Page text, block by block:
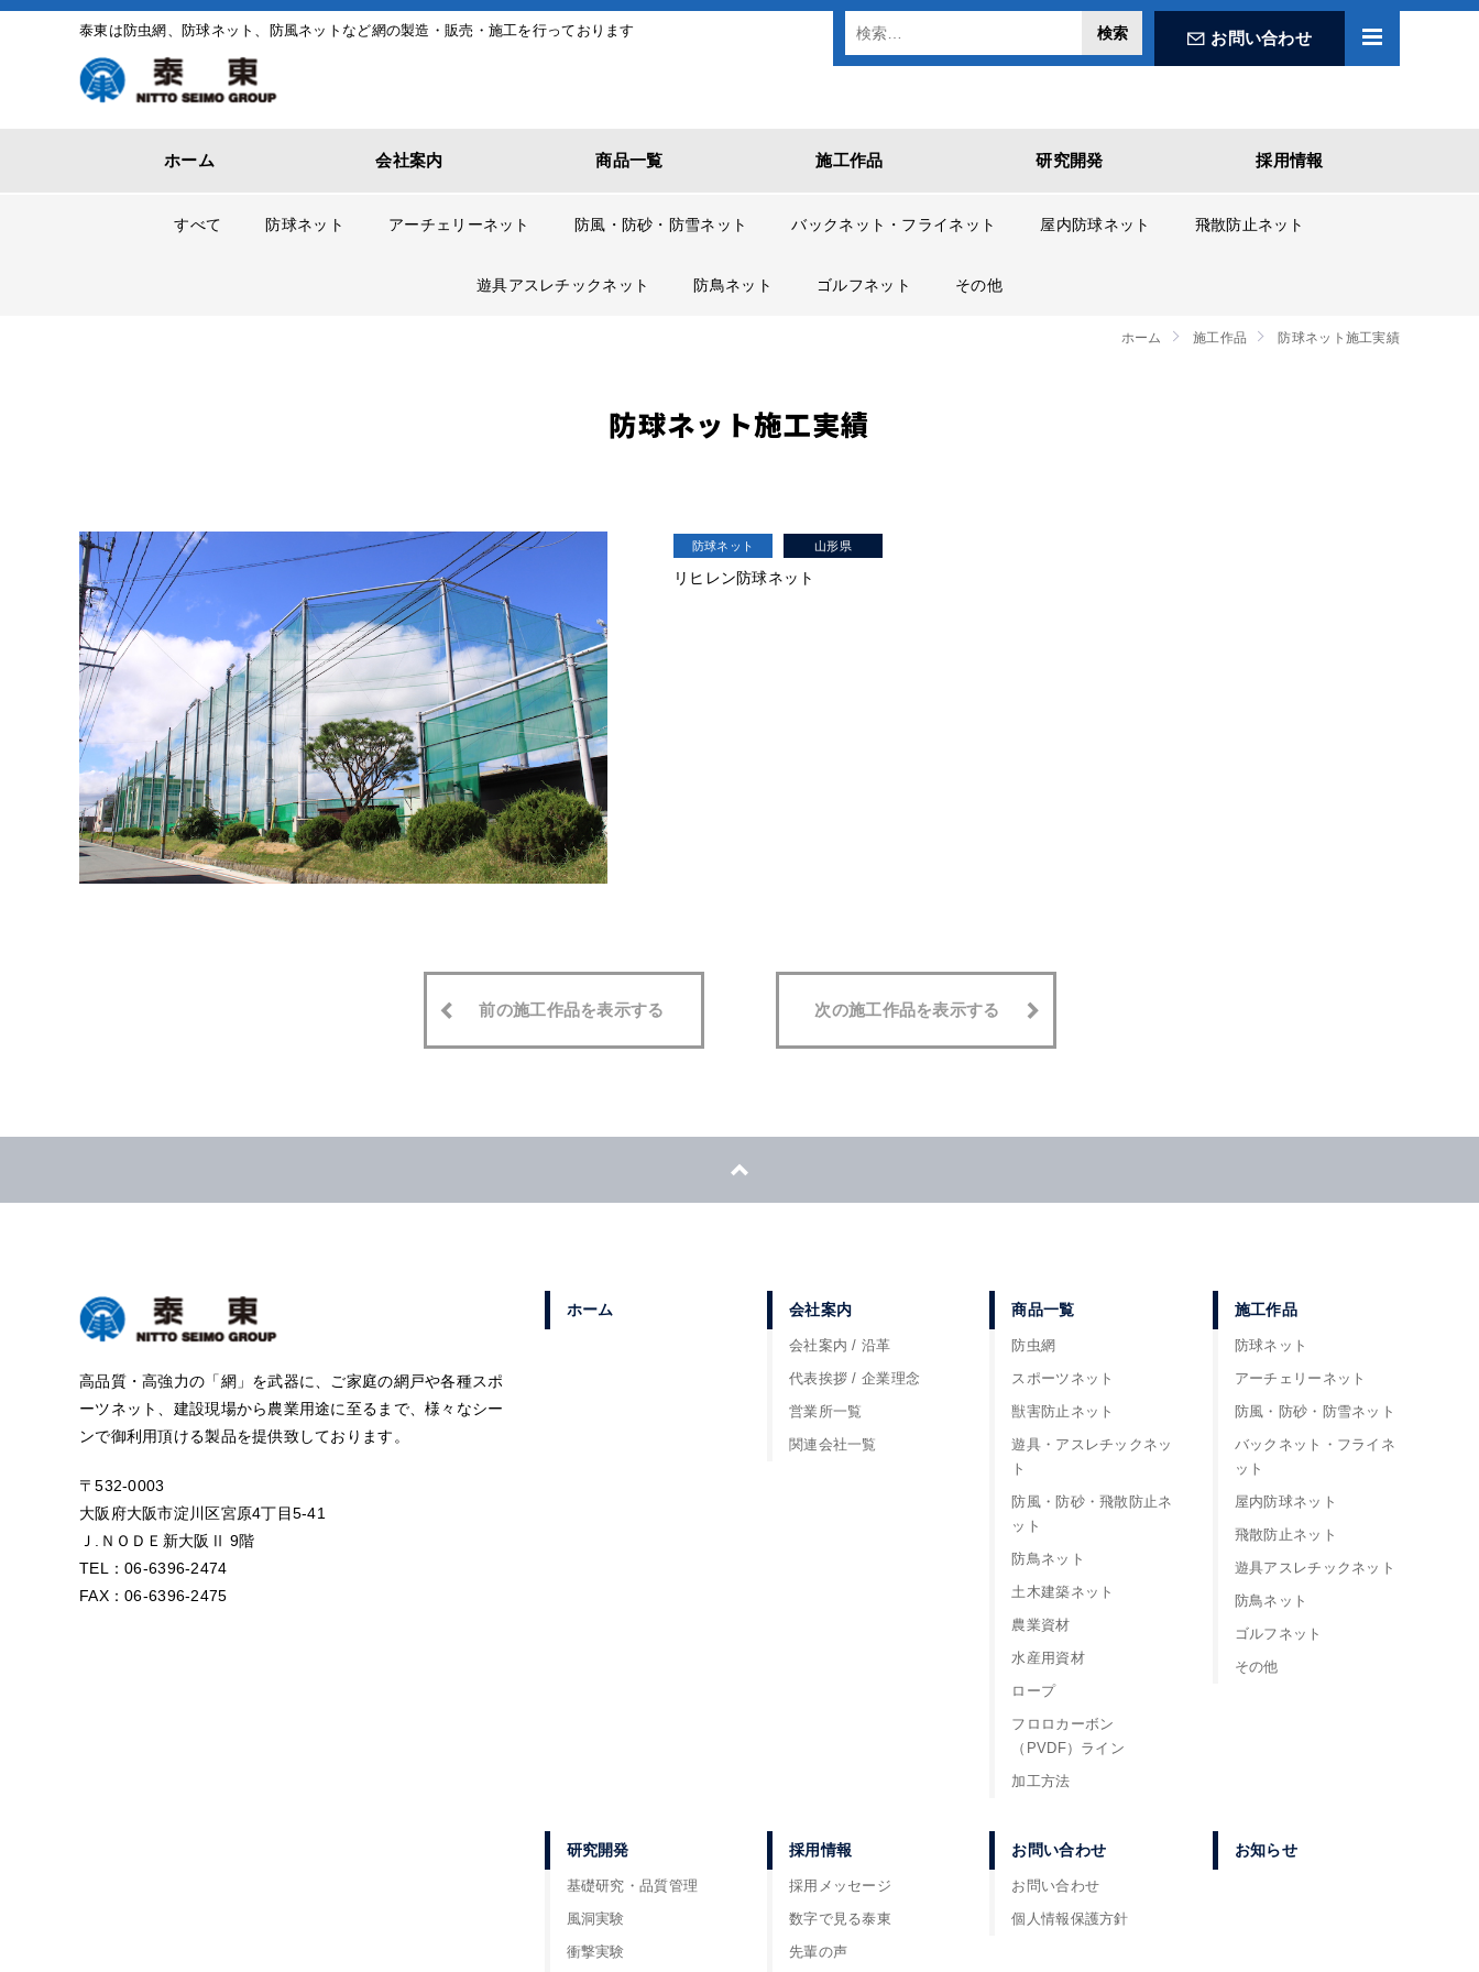
泰東は防虫網、防球ネット、防風ネットなど網の製造・販売・施工を行っております お問い合わせ
ホーム 会社案内 商品一覧 施工作品 研究開発 採用情報
すべて 防球ネット アーチェリーネット 防風・防砂・防雪ネット バックネット・フライネット 屋内防球ネット 飛散防止ネット
遊具アスレチックネット 防鳥ネット ゴルフネット その他
ホーム 施工作品 防球ネット施工実績
防球ネット施工実績
防球ネット 山形県
リヒレン防球ネット
前の施工作品を表示する 次の施工作品を表示する
高品質・高強力の「網」を武器に、ご家庭の網戸や各種スポ
ーツネット、建設現場から農業用途に至るまで、様々なシー
ンで御利用頂ける製品を提供致しております。
〒532-0003
大阪府大阪市淀川区宮原4丁目5-41
Ｊ.ＮＯＤＥ新大阪Ⅱ 9階
TEL：06-6396-2474
FAX：06-6396-2475
ホーム 会社案内
会社案内 / 沿革
代表挨拶 / 企業理念
営業所一覧
関連会社一覧
商品一覧
防虫網
スポーツネット
獣害防止ネット
遊具・アスレチックネッ
ト
防風・防砂・飛散防止ネ
ット
防鳥ネット
土木建築ネット
農業資材
水産用資材
ロープ
フロロカーボン
（PVDF）ライン
加工方法
施工作品
防球ネット
アーチェリーネット
防風・防砂・防雪ネット
バックネット・フライネ
ット
屋内防球ネット
飛散防止ネット
遊具アスレチックネット
防鳥ネット
ゴルフネット
その他
研究開発
基礎研究・品質管理
風洞実験
衝撃実験
採用情報
採用メッセージ
数字で見る泰東
先輩の声
お問い合わせ
お問い合わせ
個人情報保護方針
お知らせ